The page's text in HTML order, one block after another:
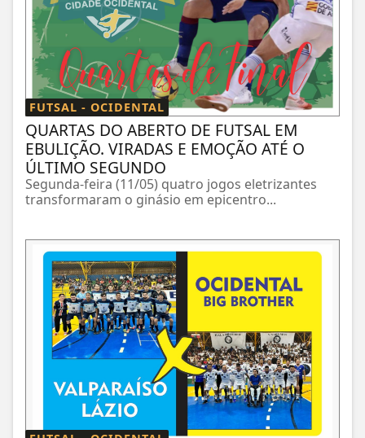
FUTSAL - OCIDENTAL
QUARTAS DO ABERTO DE FUTSAL EM
EBULIÇÃO. VIRADAS E EMOÇÃO ATÉ O
ÚLTIMO SEGUNDO
Segunda-feira (11/05) quatro jogos eletrizantes
transformaram o ginásio em epicentro...